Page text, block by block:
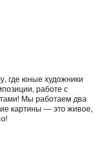
где юные художники
работе с
Мы работаем два
картины — это живое,